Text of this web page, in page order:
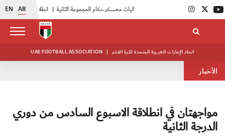
EN AR انطلاق منافسات بطولة النخبة لحرس الرئاسة |
UAE FOOTBALL ASSOCIATION | اتحاد الإمارات العربية المتحدة لكرة القدم
الأخبار
مواجهتان في انطلاقة الاسبوع السادس من دوري
الدرجة الثانية